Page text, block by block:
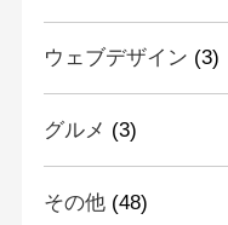
ウェブデザイン (3)
グルメ (3)
その他(48)